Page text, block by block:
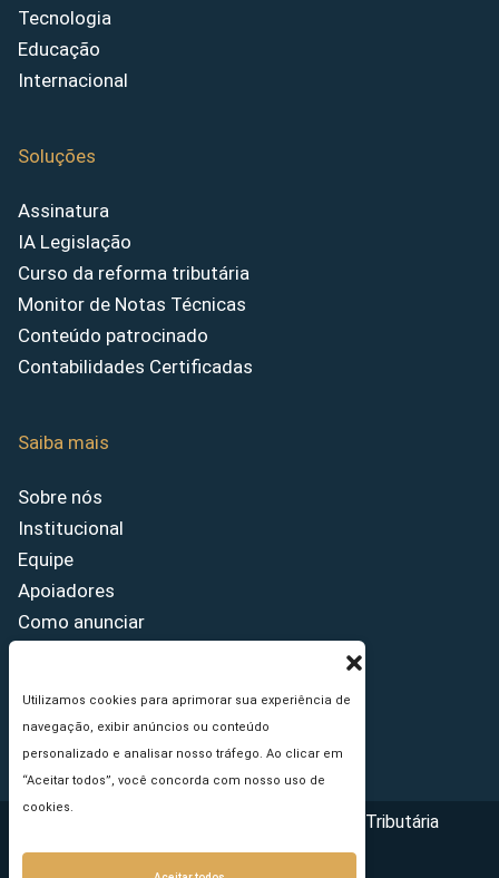
Utilizamos cookies para aprimorar sua experiência de
navegação, exibir anúncios ou conteúdo
personalizado e analisar nosso tráfego. Ao clicar em
“Aceitar todos”, você concorda com nosso uso de
cookies.
Tecnologia
Educação
Internacional
Soluções
Assinatura
IA Legislação
Curso da reforma tributária
Monitor de Notas Técnicas
Conteúdo patrocinado
Contabilidades Certificadas
Saiba mais
Sobre nós
Institucional
Equipe
Apoiadores
Como anunciar
Princípios Editoriais
Copyright © 2026 - Portal da Reforma Tributária